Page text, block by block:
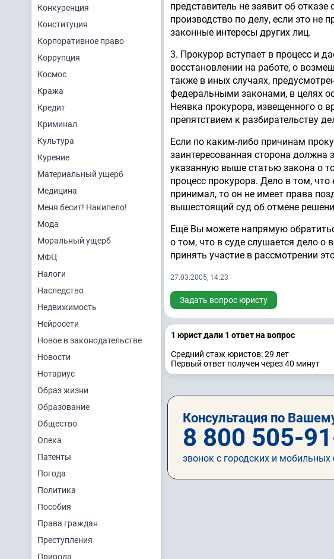
Конкуренция
Конституция
Корпоративное право
Коррупция
Космос
Кража
Кредит
Криминал
Культура
Курение
Материальный ущерб
Медицина
Меня бесит! Накипело!
Мода
Моральный ущерб
МФЦ
Налоги
Наследство
Недвижимость
Нейросети
Новое в законодательстве
Новости
Нотариус
Образ жизни
Образование
Общество
Опека
Патенты
Погода
Политика
Пособия
Права граждан
Преступления
Природа
представитель не заявит об
производство по делу, если это не
законные интересы других лиц.
3. Прокурор вступает в процесс и
восстановлении на работе, о
также в иных случаях,
федеральными законами, в целях
Неявка прокурора, извещенного о
препятствием к разбирательству
Если по каким-либо причинам
заинтересованная сторона должна
указанную выше статью закона о
процесс прокурора. Дело в том,
принимал, то он не имеет права
вышестоящий суд об отмене
Ещё Вы можете напрямую
о том, что в суде слушается дело о
принять участие в рассмотрении
27.03.2005, 14:23
Задать вопрос юристу
1 юрист дали 1 ответ на вопрос
Средний стаж юристов: 29 лет
Первый ответ получен через 40 минут
Консультация по
8 800 505-
звонок с городских и